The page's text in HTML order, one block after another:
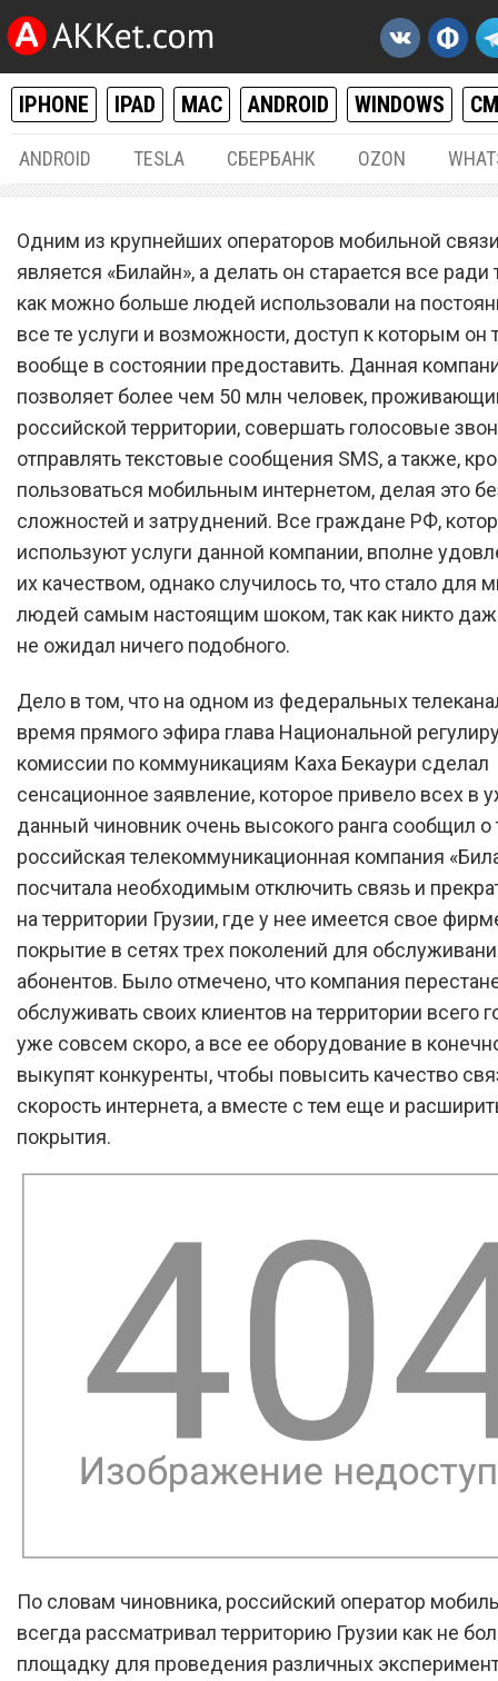
IPHONE IPAD MAC ANDROID WINDOWS
ANDROID TESLA СБЕРБАНК OZON
Сотовый оператор
отключает связь и
работу
Одним из крупнейших операторов мобильной
является «Билайн», а делать он старается все ради
как можно больше людей использовали на
все те услуги и возможности, доступ к которым он
вообще в состоянии предоставить. Данная
позволяет более чем 50 млн человек,
российской территории, совершать голосовые
отправлять текстовые сообщения SMS, а также,
пользоваться мобильным интернетом, делая это
сложностей и затруднений. Все граждане РФ,
используют услуги данной компании, вполне
их качеством, однако случилось то, что стало для
людей самым настоящим шоком, так как никто
не ожидал ничего подобного.
Дело в том, что на одном из федеральных
время прямого эфира глава Национальной
комиссии по коммуникациям Каха Бекаури сделал
сенсационное заявление, которое привело всех в
данный чиновник очень высокого ранга сообщил о
российская телекоммуникационная компания
посчитала необходимым отключить связь и
на территории Грузии, где у нее имеется свое
покрытие в сетях трех поколений для
абонентов. Было отмечено, что компания
обслуживать своих клиентов на территории всего
уже совсем скоро, а все ее оборудование в
выкупят конкуренты, чтобы повысить качество
скорость интернета, а вместе с тем еще и
покрытия.
По словам чиновника, российский оператор
всегда рассматривал территорию Грузии как не
площадку для проведения различных